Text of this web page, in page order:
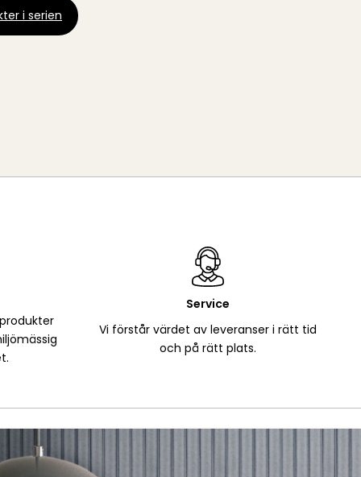
i serien
Service
Vi förstår värdet av leveranser i rätt tid
och på rätt plats.